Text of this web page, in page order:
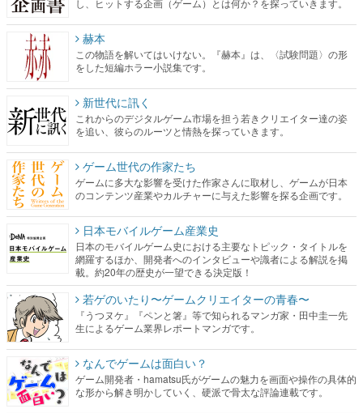
をした短編ホラー小説集です。
新世代に訊く
これからのデジタルゲーム市場を担う若きクリエイター達の姿
を追い、彼らのルーツと情熱を探っていきます。
ゲーム世代の作家たち
ゲームに多大な影響を受けた作家さんに取材し、ゲームが日本
のコンテンツ産業やカルチャーに与えた影響を探る企画です。
日本モバイルゲーム産業史
日本のモバイルゲーム史における主要なトピック・タイトルを
網羅するほか、開発者へのインタビューや識者による解説を掲
若ゲのいたり〜ゲームクリエイターの青春〜
『うつヌケ』『ペンと箸』等で知られるマンガ家・田中圭一先
生によるゲーム業界レポートマンガです。
なんでゲームは面白い？
ゲーム開発者・hamatsu氏がゲームの魅力を画面や操作の具体的
な形から解き明かしていく、硬派で骨太な評論連載です。
ゲームが変えた日本語
「経験値」「裏技」「ラスボス」… ゲームにまつわる言葉の起
源や用法の変遷を、コンピューター文化史研究家・タイニーP氏